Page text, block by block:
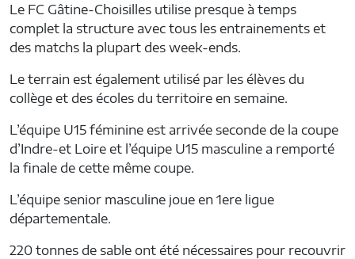
Le FC Gâtine-Choisilles utilise presque à temps
complet la structure avec tous les entrainements et
des matchs la plupart des week-ends.
Le terrain est également utilisé par les élèves du
collège et des écoles du territoire en semaine.
L’équipe U15 féminine est arrivée seconde de la coupe
d’Indre-et Loire et l’équipe U15 masculine a remporté
la finale de cette même coupe.
L’équipe senior masculine joue en 1ere ligue
départementale.
220 tonnes de sable ont été nécessaires pour recouvrir